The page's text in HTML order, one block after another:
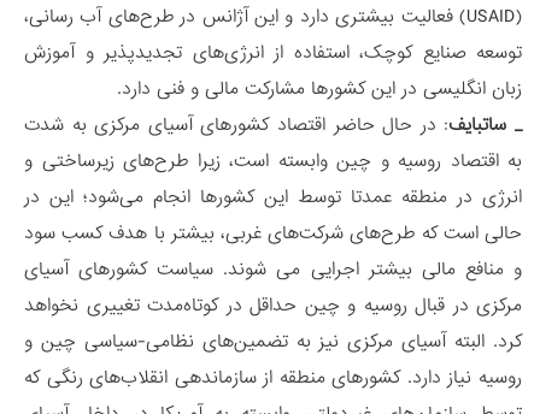
(USAID) فعالیت بیشتری دارد و این آژانس در طرح‌های آب رسانی،
توسعه صنایع کوچک، استفاده از انرژی‌های تجدیدپذیر و آموزش
زبان انگلیسی در این کشورها مشارکت مالی و فنی دارد.
_ ساتبایف: در حال حاضر اقتصاد کشورهای آسیای مرکزی به شدت
به اقتصاد روسیه و چین وابسته است، زیرا طرح‌های زیرساختی و
انرژی در منطقه عمدتا توسط این کشورها انجام می‌شود؛ این در
حالی است که طرح‌های شرکت‌های غربی، بیشتر با هدف کسب سود
و منافع مالی بیشتر اجرایی می شوند. سیاست کشورهای آسیای
مرکزی در قبال روسیه و چین حداقل در کوتاه‌مدت تغییری نخواهد
کرد. البته آسیای مرکزی نیز به تضمین‌های نظامی-سیاسی چین و
روسیه نیاز دارد. کشورهای منطقه از سازماندهی انقلاب‌های رنگی که